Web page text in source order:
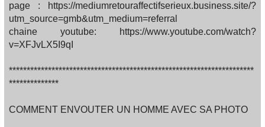
page : https://mediumretouraffectifserieux.business.site/?
utm_source=gmb&utm_medium=referral
chaine youtube: https://www.youtube.com/watch?
v=XFJvLX5I9qI
*********************************************************************
**************
COMMENT ENVOUTER UN HOMME AVEC SA PHOTO